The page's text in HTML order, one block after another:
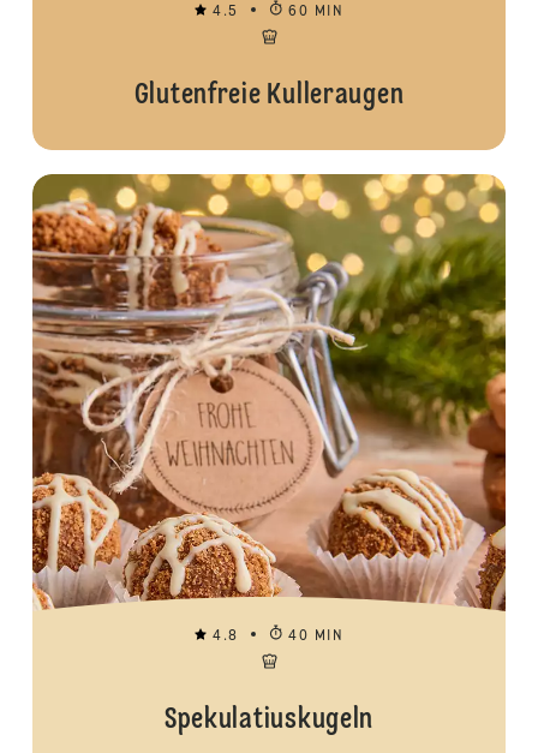
4.5 60 MIN
Glutenfreie Kulleraugen
4.8 40 MIN
Spekulatiuskugeln